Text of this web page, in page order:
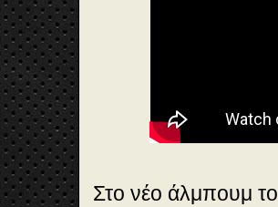
Στο νέο άλμπουμ